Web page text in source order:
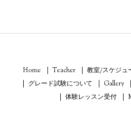
Home Teacher 教室/スケジュ
グレード試験について
Gallery
体験レッスン受付